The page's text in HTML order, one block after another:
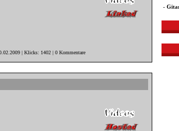
| Klicks: 1402 | 0 Kommentare
-